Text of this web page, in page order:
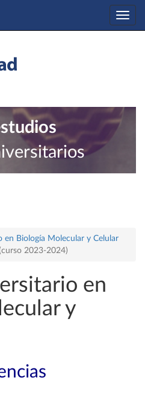
en Biología Molecular y Celular
2023-2024)
en
y